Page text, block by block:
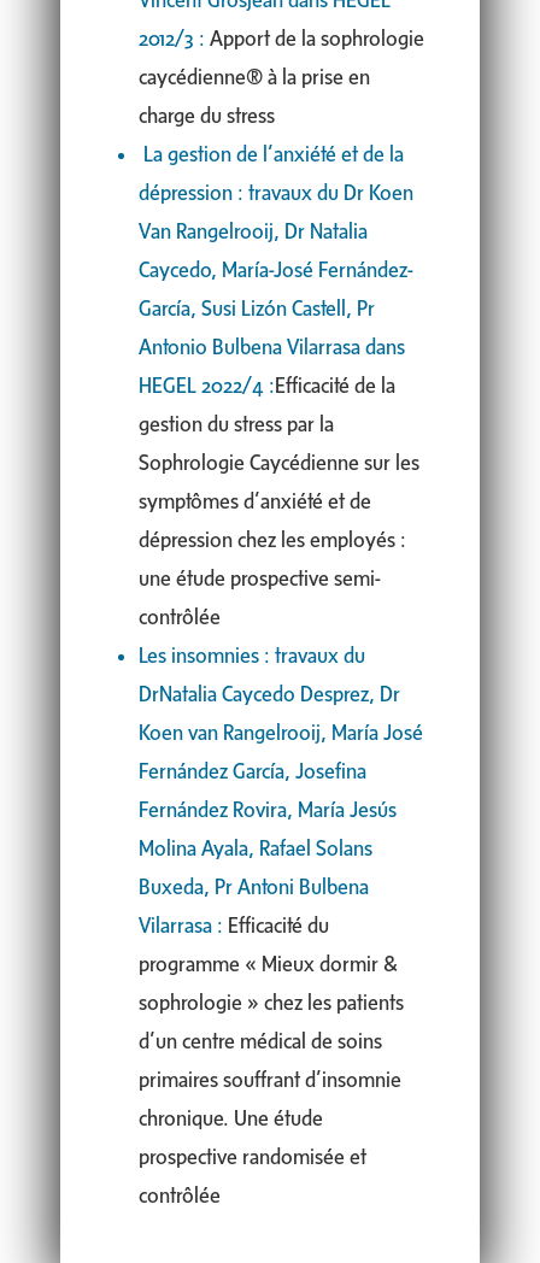
2012/3 :Apport de la sophrologie
caycédienne® à la prise en
charge du stress
La gestion de l’anxiété et de la
dépression : travaux du Dr Koen
Van Rangelrooij, Dr Natalia
Caycedo, María-José Fernández-
García, Susi Lizón Castell, Pr
Antonio Bulbena Vilarrasa dans
HEGEL 2022/4 :Efficacité de la
gestion du stress par la
Sophrologie Caycédienne sur les
symptômes d’anxiété et de
dépression chez les employés :
une étude prospective semi-
contrôlée
Les insomnies : travaux du
DrNatalia Caycedo Desprez, Dr
Koen van Rangelrooij, María José
Fernández García, Josefina
Fernández Rovira, María Jesús
Molina Ayala, Rafael Solans
Buxeda, Pr Antoni Bulbena
Vilarrasa : Efficacité du
programme « Mieux dormir &
sophrologie » chez les patients
d’un centre médical de soins
primaires souffrant d’insomnie
chronique. Une étude
prospective randomisée et
contrôlée